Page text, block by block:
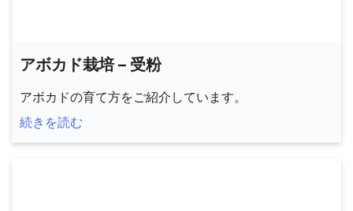
アボカド栽培 – 受粉
アボカドの育て方をご紹介しています。
続きを読む